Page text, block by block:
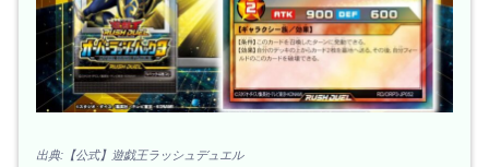
出典:【公式】遊戯王ラッシュデュエル